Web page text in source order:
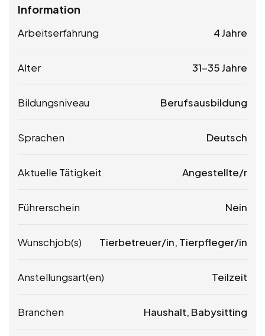
Information
Arbeitserfahrung 4 Jahre
Alter 31-35 Jahre
Bildungsniveau Berufsausbildung
Sprachen Deutsch
Aktuelle Tätigkeit Angestellte/r
Führerschein Nein
Wunschjob(s) Tierbetreuer/in, Tierpfleger/in
Anstellungsart(en) Teilzeit
Branchen Haushalt, Babysitting